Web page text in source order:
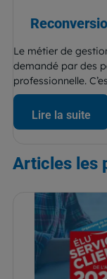
Le métier de
demandé par des
professionnelle.
Lire la suite
Articles les